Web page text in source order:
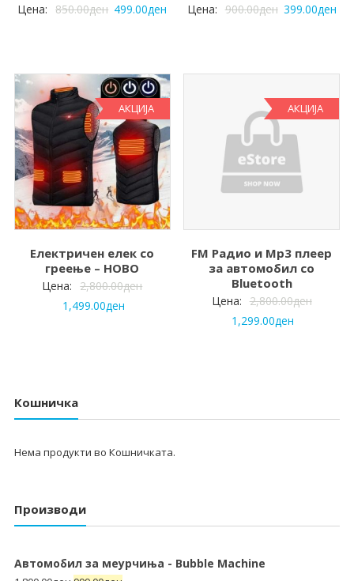
Цена: 850.00ден 499.00ден Цена: 900.00ден 399.00ден
АКЦИЈА
Електричен елек со
греење – НОВО
Цена: 2,800.00ден
1,499.00ден
АКЦИЈА
FM Радио и Mp3 плеер
за автомобил со
Bluetooth
Цена: 2,800.00ден
1,299.00ден
Кошничка
Нема продукти во Кошничката.
Производи
Автомобил за меурчиња - Bubble Machine